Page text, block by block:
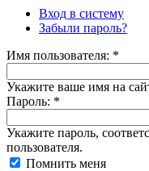
Вход в систему
Забыли пароль?
Имя пoльзовaтeля: *
Укажите ваше имя на
Пароль: *
Укажите пароль,
пользователя.
Помнить меня